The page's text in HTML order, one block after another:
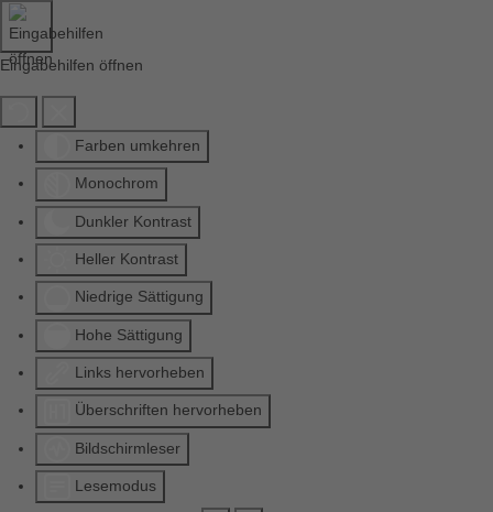
Eingabehilfen öffnen
Farben umkehren
Monochrom
Dunkler Kontrast
Heller Kontrast
Niedrige Sättigung
Hohe Sättigung
Links hervorheben
Überschriften hervorheben
Bildschirmleser
Lesemodus